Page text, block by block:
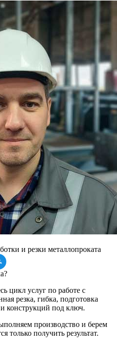
и резки металлопроката
цикл услуг по работе с
резка, гибка, подготовка
и конструкций под ключ.
производство и берем
только получить результат.